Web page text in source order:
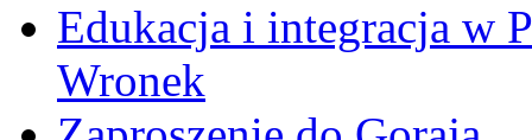
Edukacja i integracja w
Wronek